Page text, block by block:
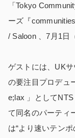
「Tokyo
ーズ『
/ Saloon 、7月1日
ゲストには、UK
の要注目プロデュ
e;lax 」として
て同名のパーティ
は“より速いテン